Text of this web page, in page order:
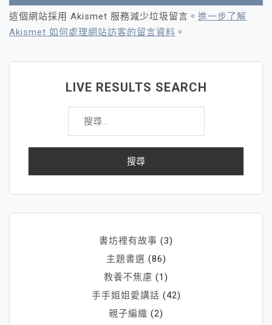
這個網站採用 Akismet 服務減少垃圾留言。 進一步了解
Akismet 如何處理網站訪客的留言資料 。
LIVE RESULTS SEARCH
搜
關
書坊裡有故事 (3)
主題書選 (86)
教養不焦慮 (1)
手手姐姐愛講話 (42)
親子編織 (2)